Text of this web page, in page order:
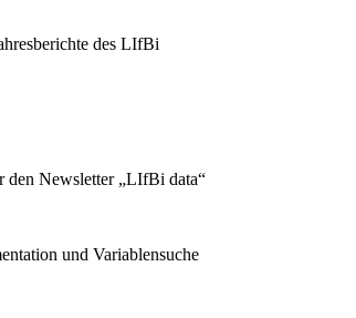
des LIfBi
Newsletter „LIfBi data“
und Variablensuche